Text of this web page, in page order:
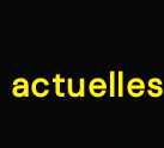
actuelles